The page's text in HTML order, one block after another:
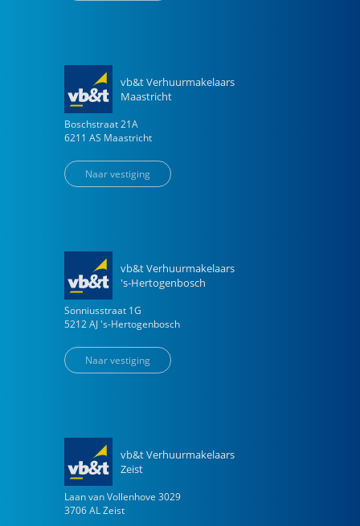
vb&t Verhuurmakelaars
Maastricht
Boschstraat 21A
6211 AS Maastricht
Naar vestiging
vb&t Verhuurmakelaars
's-Hertogenbosch
Sonniusstraat 1G
5212 AJ 's-Hertogenbosch
Naar vestiging
vb&t Verhuurmakelaars
Zeist
Laan van Vollenhove 3029
3706 AL Zeist